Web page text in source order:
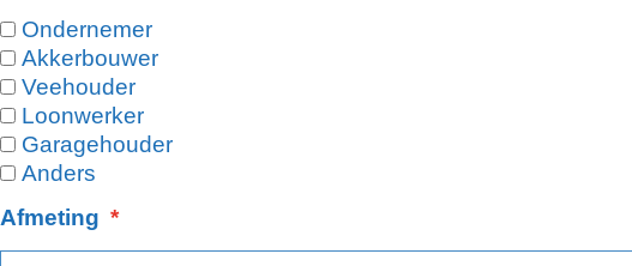
Ondernemer
Akkerbouwer
Veehouder
Loonwerker
Garagehouder
Anders
Afmeting